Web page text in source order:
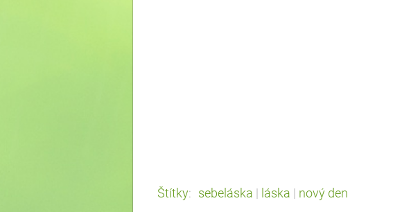
Štítky: sebeláska láska nový den